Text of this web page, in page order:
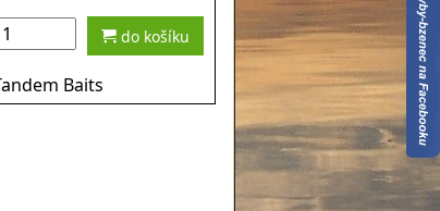
do košíku
Baits